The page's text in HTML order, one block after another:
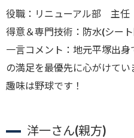
役職：リニューアル部 主任
得意＆専門技術：防水(シー
一言コメント：地元平塚出
の満足を最優先に心がけてい
趣味は野球です！
洋一さん(親方)